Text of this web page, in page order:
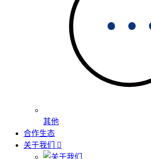
其他
合作生态
关于我们